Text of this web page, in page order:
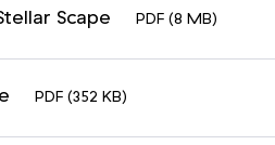
Scape PDF (8 MB)
PDF (352 KB)